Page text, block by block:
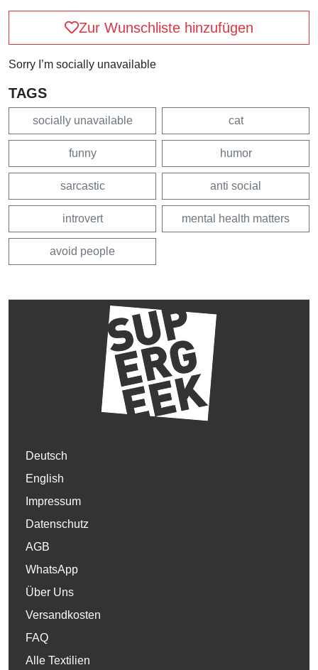
Zur Wunschliste hinzufügen
Sorry I’m socially unavailable
TAGS
socially unavailable cat
funny humor
sarcastic anti social
introvert mental health matters
avoid people
Deutsch
English
Impressum
Datenschutz
AGB
WhatsApp
Über Uns
Versandkosten
FAQ
Alle Textilien